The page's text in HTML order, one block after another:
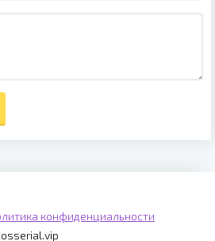
конфиденциальности